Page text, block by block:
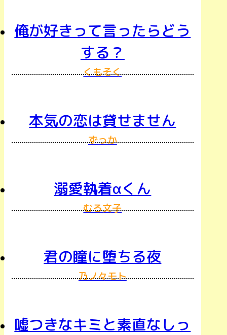
俺が好きって言ったらどう
する？
くもそく
本気の恋は貸せません
ずっか
溺愛執着αくん
むろ文子
君の瞳に堕ちる夜
乃ノ々モト
嘘つきなキミと素直なしっ